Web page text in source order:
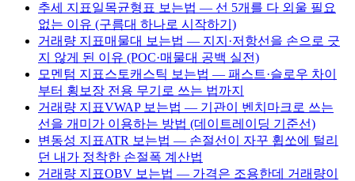
추세 지표일목균형표 보는법 — 선 5개를 다 외울 필요
없는 이유 (구름대 하나로 시작하기)
거래량 지표매물대 보는법 — 지지·저항선을 손으로 긋
지 않게 된 이유 (POC·매물대 공백 실전)
모멘텀 지표스토캐스틱 보는법 — 패스트·슬로우 차이
부터 횡보장 전용 무기로 쓰는 법까지
거래량 지표VWAP 보는법 — 기관이 벤치마크로 쓰는
선을 개미가 이용하는 방법 (데이트레이딩 기준선)
변동성 지표ATR 보는법 — 손절선이 자꾸 휩쏘에 털리
던 내가 정착한 손절폭 계산법
거래량 지표OBV 보는법 — 가격은 조용한데 거래량이